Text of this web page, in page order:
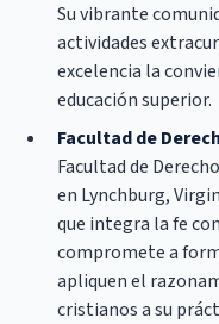
Su vibrante
actividades
excelencia la
educación superior.
Facultad de
Facultad de
en Lynchburg,
que integra la fe
compromete a
apliquen el
cristianos a su